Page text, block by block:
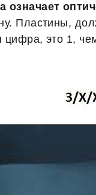
означает
Пластины,
это 1,